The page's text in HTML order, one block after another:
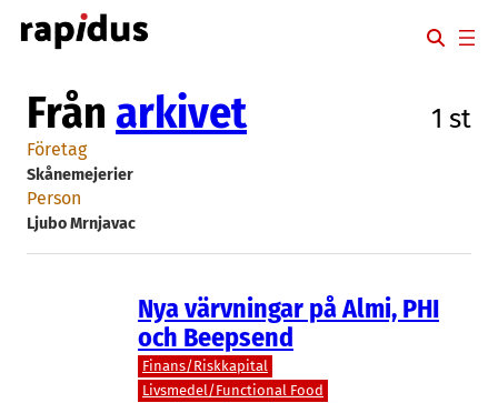
Hoppa
till
Från arkivet 1 st
Företag
Skånemejerier
Person
Ljubo Mrnjavac
Nya värvningar på Almi, PHI
och Beepsend
Finans/Riskkapital
Livsmedel/Functional Food